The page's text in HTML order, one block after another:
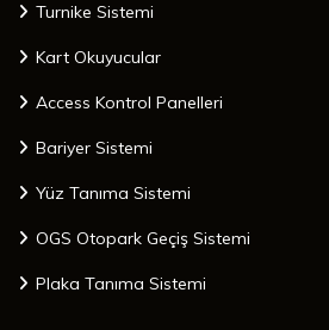
Turnike Sistemi
Kart Okuyucular
Access Kontrol Panelleri
Bariyer Sistemi
Yüz Tanıma Sistemi
OGS Otopark Geçiş Sistemi
Plaka Tanıma Sistemi